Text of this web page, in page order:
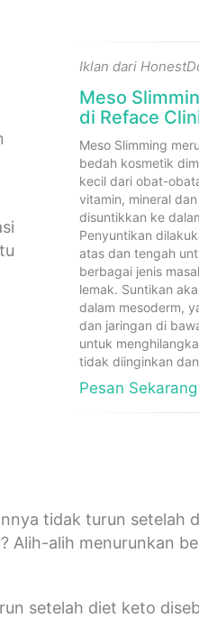
Iklan dari
Meso
di Reface
Meso Slimming
bedah kosmetik
kecil dari obat-
vitamin, mineral
disuntikkan ke
Penyuntikan
atas dan tengah
berbagai jenis
lemak. Suntikan
dalam mesoderm,
dan jaringan di
untuk
tidak diinginkan
Pesan Sekarang
tidak turun setelah
Alih-alih menurunkan
setelah diet keto